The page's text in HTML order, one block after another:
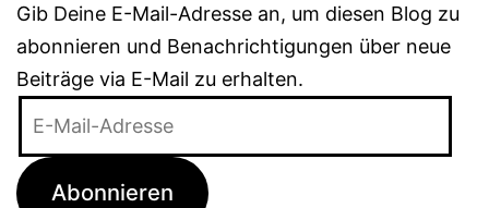
Gib Deine E-Mail-Adresse an, um diesen Blog zu
abonnieren und Benachrichtigungen über neue
Beiträge via E-Mail zu erhalten.
Adresse
Abonnieren